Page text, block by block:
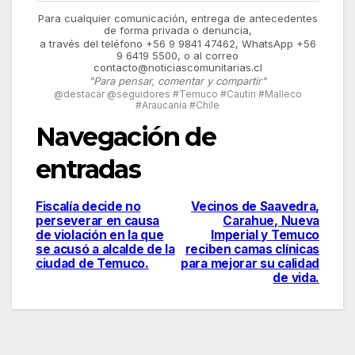
Para cualquier comunicación, entrega de antecedentes
de forma privada o denuncia,
a través del teléfono +56 9 9841 47462, WhatsApp +56
9 6419 5500, o al correo
contacto@noticiascomunitarias.cl
"Para pensar, comentar y compartir"
@destacar @seguidores #Temuco #Cautin #Malleco
#Araucanía #Chile
Navegación de
entradas
Vecinos de Saavedra,
Carahue, Nueva
Imperial y Temuco
reciben camas clínicas
para mejorar su calidad
de vida.
Fiscalía decide no
perseverar en causa
de violación en la que
se acusó a alcalde de la
ciudad de Temuco.